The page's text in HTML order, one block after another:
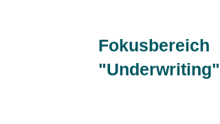
Fokusbereich
"Underwriting"